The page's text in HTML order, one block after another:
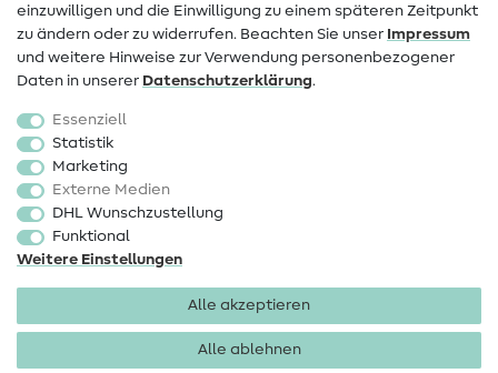
Beliebt
Stoffe
Sale
Schnittmuster
einzuwilligen und die Einwilligung zu einem späteren Zeitpunkt
zu ändern oder zu widerrufen. Beachten Sie unser Impressum
und weitere Hinweise zur Verwendung personenbezogener
Daten in unserer Daten­schutz­erklärung.
Essenziell
Statistik
Marketing
Externe Medien
DHL Wunschzustellung
Funktional
Weitere Einstellungen
Alle akzeptieren
Alle ablehnen
Impressum Datenschutz
AGB